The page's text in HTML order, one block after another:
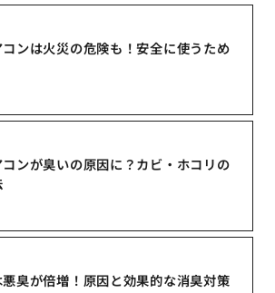
ンは火災の危険も！安全に使うため
ンが臭いの原因に？カビ・ホコリの
臭が倍増！原因と効果的な消臭対策